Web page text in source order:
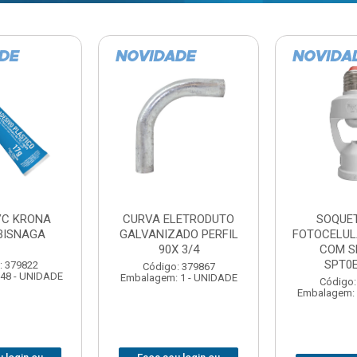
COM
EXATRON
379788
BARRA ROSCADA
ZINCADA (D) 5/16”X1MT
NC MULTIBARRAS
Código: 379806
Embalagem: 20 - UNIDADE
JOMARCA
Código:
Embalagem: